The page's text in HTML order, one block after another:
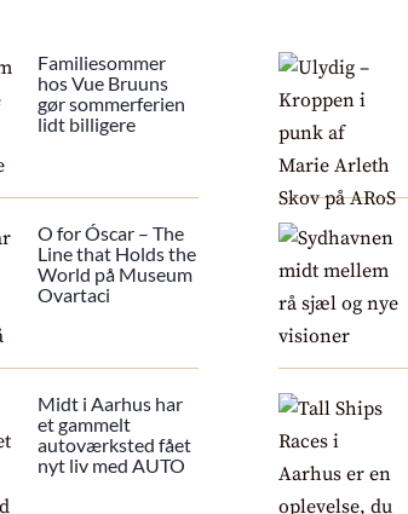
Familiesommer
hos Vue Bruuns
gør sommerferien
lidt billigere
O for Óscar – The
Line that Holds the
World på Museum
Ovartaci
Midt i Aarhus har
et gammelt
autoværksted fået
nyt liv med AUTO